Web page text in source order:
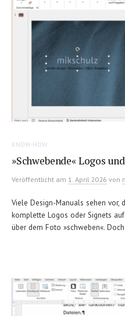
KNOW-HOW
»Schwebende« Logos
Veröffentlicht am 1. April 2026 von
Viele Design-Manuals sehen vor,
komplette Logos oder Signets
über dem Foto »schweben«.